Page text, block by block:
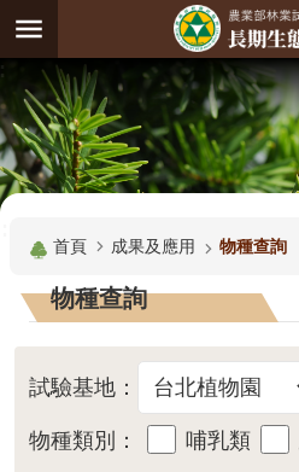
跳到主要內容區塊
進
階
搜
試
驗
地
觀
測
主
題
觀
測
首頁 成果及應用 物種查詢
物種查詢
試驗基地：
物種類別： 哺乳類